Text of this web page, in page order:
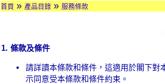
首頁 » 產品目錄 » 服務條款
1. 條款及條件
請詳讀本條款和條件，這適用於閣下對
示同意受本條款和條件約束。